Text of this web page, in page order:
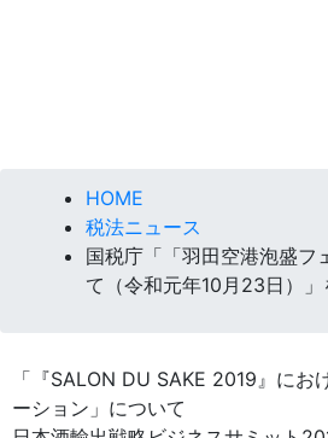
HOME
税法ニュース
国税庁「「羽田空港泡盛フ
て（令和元年10月23日）」
「『SALON DU SAKE 2019』にお
ーション」について